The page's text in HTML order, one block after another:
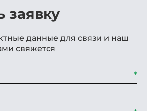
заявку
данные для связи и наш
свяжется